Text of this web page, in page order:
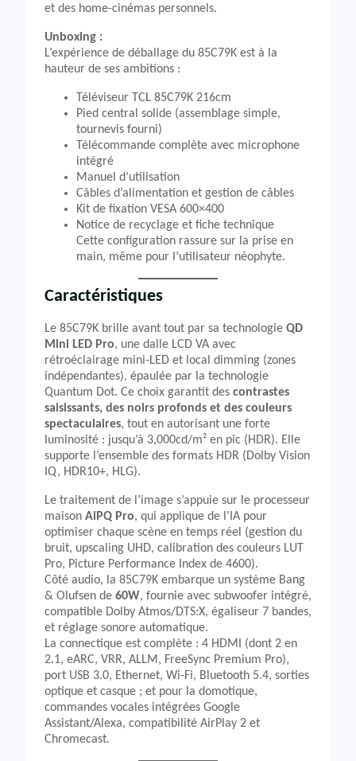
et des home-cinémas personnels.
Unboxing :
L’expérience de déballage du 85C79K est à la
hauteur de ses ambitions :
Téléviseur TCL 85C79K 216cm
Pied central solide (assemblage simple,
tournevis fourni)
Télécommande complète avec microphone
intégré
Manuel d’utilisation
Câbles d’alimentation et gestion de câbles
Kit de fixation VESA 600×400
Notice de recyclage et fiche technique
Cette configuration rassure sur la prise en
main, même pour l’utilisateur néophyte.
Caractéristiques
Le 85C79K brille avant tout par sa technologie QD
Mini LED Pro, une dalle LCD VA avec
rétroéclairage mini-LED et local dimming (zones
indépendantes), épaulée par la technologie
Quantum Dot. Ce choix garantit des contrastes
saisissants, des noirs profonds et des couleurs
spectaculaires, tout en autorisant une forte
luminosité : jusqu’à 3,000cd/m² en pic (HDR). Elle
supporte l’ensemble des formats HDR (Dolby Vision
IQ, HDR10+, HLG).
Le traitement de l’image s’appuie sur le processeur
maison AiPQ Pro, qui applique de l’IA pour
optimiser chaque scène en temps réel (gestion du
bruit, upscaling UHD, calibration des couleurs LUT
Pro, Picture Performance Index de 4600).
Côté audio, la 85C79K embarque un système Bang
& Olufsen de 60W, fournie avec subwoofer intégré,
compatible Dolby Atmos/DTS:X, égaliseur 7 bandes,
et réglage sonore automatique.
La connectique est complète : 4 HDMI (dont 2 en
2.1, eARC, VRR, ALLM, FreeSync Premium Pro),
port USB 3.0, Ethernet, Wi-Fi, Bluetooth 5.4, sorties
optique et casque ; et pour la domotique,
commandes vocales intégrées Google
Assistant/Alexa, compatibilité AirPlay 2 et
Chromecast.